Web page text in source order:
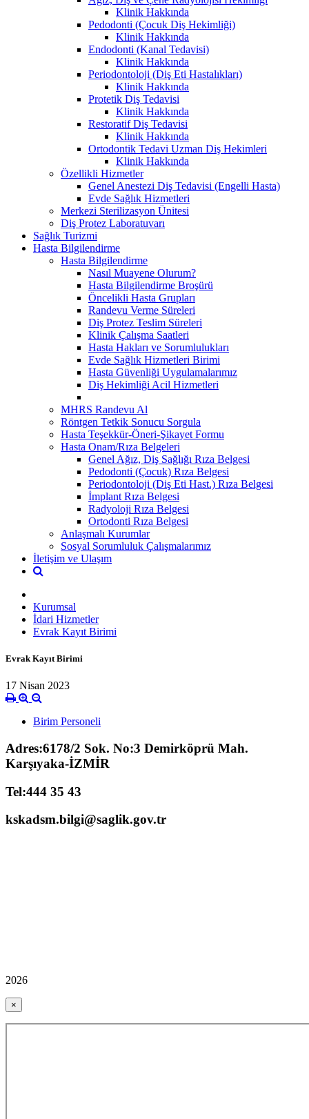
Klinik Hakkında
Pedodonti (Çocuk Diş Hekimliği)
Klinik Hakkında
Endodonti (Kanal Tedavisi)
Klinik Hakkında
Periodontoloji (Diş Eti Hastalıkları)
Klinik Hakkında
Protetik Diş Tedavisi
Klinik Hakkında
Restoratif Diş Tedavisi
Klinik Hakkında
Ortodontik Tedavi Uzman Diş Hekimleri
Klinik Hakkında
Özellikli Hizmetler
Genel Anestezi Diş Tedavisi (Engelli Hasta)
Evde Sağlık Hizmetleri
Merkezi Sterilizasyon Ünitesi
Diş Protez Laboratuvarı
Sağlık Turizmi
Hasta Bilgilendirme
Hasta Bilgilendirme
Nasıl Muayene Olurum?
Hasta Bilgilendirme Broşürü
Öncelikli Hasta Grupları
Randevu Verme Süreleri
Diş Protez Teslim Süreleri
Klinik Çalışma Saatleri
Hasta Hakları ve Sorumlulukları
Evde Sağlık Hizmetleri Birimi
Hasta Güvenliği Uygulamalarımız
Diş Hekimliği Acil Hizmetleri
MHRS Randevu Al
Röntgen Tetkik Sonucu Sorgula
Hasta Teşekkür-Öneri-Şikayet Formu
Hasta Onam/Rıza Belgeleri
Genel Ağız, Diş Sağlığı Rıza Belgesi
Pedodonti (Çocuk) Rıza Belgesi
Periodontoloji (Diş Eti Hast.) Rıza Belgesi
İmplant Rıza Belgesi
Radyoloji Rıza Belgesi
Ortodonti Rıza Belgesi
Anlaşmalı Kurumlar
Sosyal Sorumluluk Çalışmalarımız
İletişim ve Ulaşım
Kurumsal
İdari Hizmetler
Evrak Kayıt Birimi
Evrak Kayıt Birimi
17 Nisan 2023
Birim Personeli
Adres:6178/2 Sok. No:3 Demirköprü Mah.
Karşıyaka-İZMİR
Tel:444 35 43
kskadsm.bilgi@saglik.gov.tr
2026
×